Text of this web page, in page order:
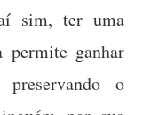
sim, ter uma
permite ganhar
o